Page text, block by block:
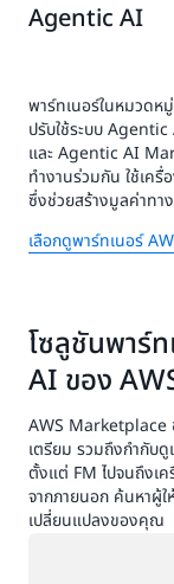
Agentic AI
พาร์ทเนอร์ในหมวดห
ปรับใช้ระบบ
และ Agentic AI
ทำงานร่วมกัน ใช้เค
ซึ่งช่วยสร้างมูลค่าทา
เลือกดูพาร์ทเนอร์
โซลูชันพาร์
AI ของ
AWS Marketplace
เตรียม รวมถึงกำกับ
ตั้งแต่ FM ไปจนถึงเ
จากภายนอก ค้นหาผู้ใ
เปลี่ยนแปลงของคุณ